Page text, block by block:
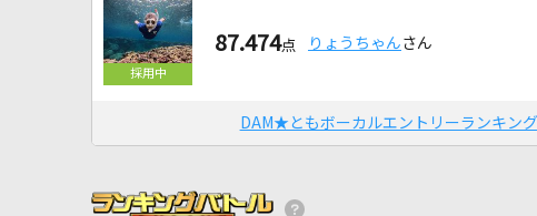
87.474点 りょうちゃん さん
DAM★ともボーカルエントリーランキング